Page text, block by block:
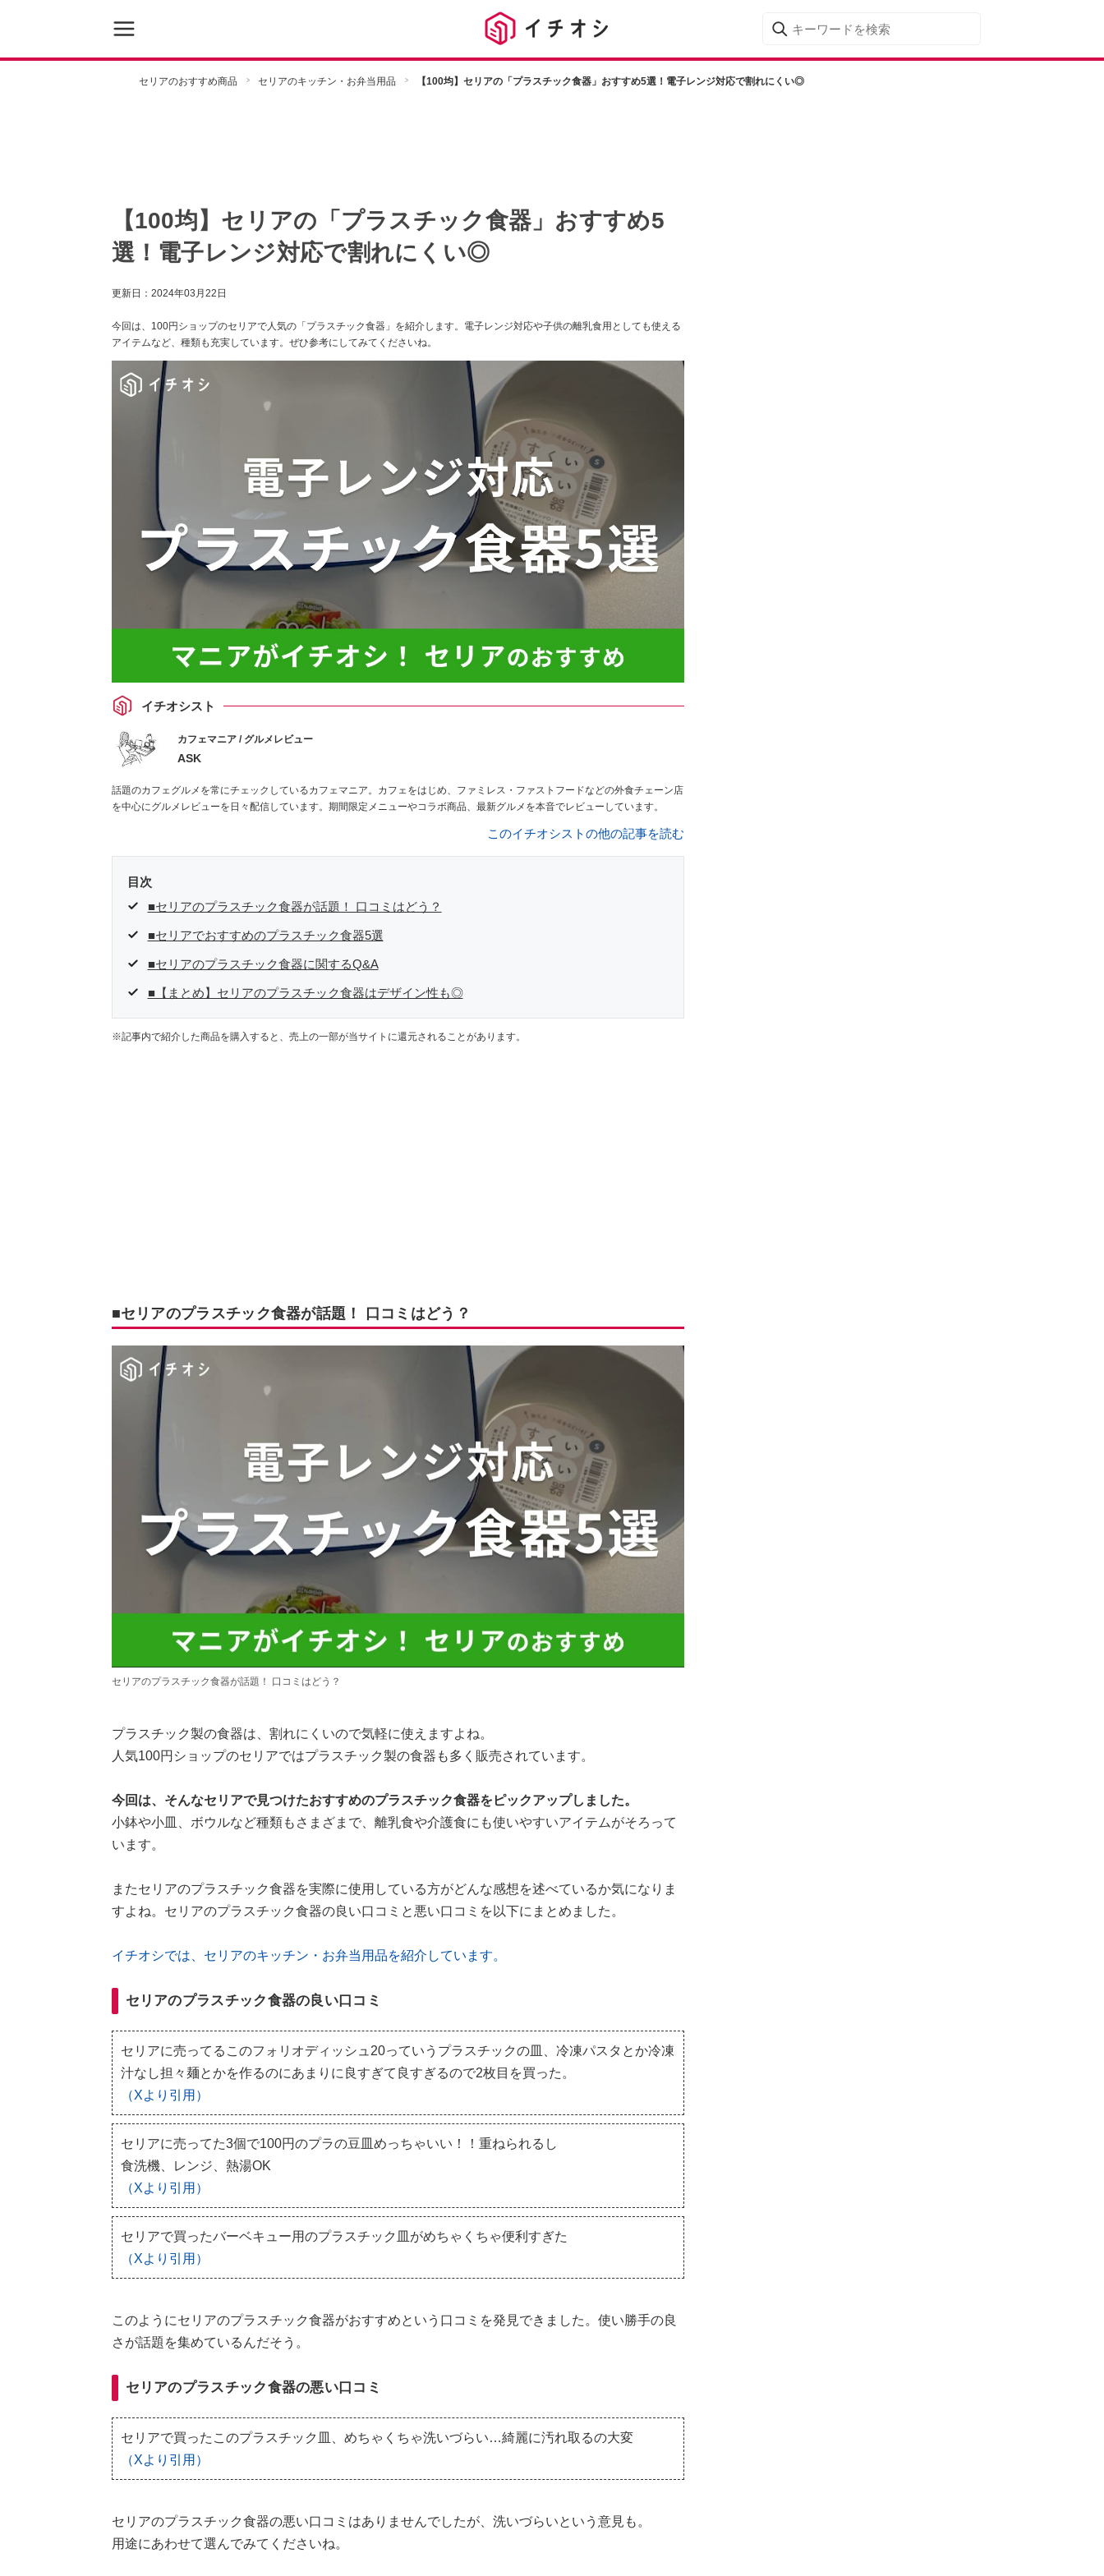
セリアのおすすめ商品 セリアのキッチン・お弁当用品 【100均】セリアの「プラスチック食器」おすすめ5選！電子レンジ対応で割れにくい◎
【100均】セリアの「プラスチック食器」おすすめ5
選！電子レンジ対応で割れにくい◎
更新日： 2024年03月22日
今回は、100円ショップのセリアで人気の「プラスチック食器」を紹介します。電子レンジ対応や子供の離乳食用としても使える
アイテムなど、種類も充実しています。ぜひ参考にしてみてくださいね。
イチオシスト
カフェマニア / グルメレビュー
ASK
話題のカフェグルメを常にチェックしているカフェマニア。カフェをはじめ、ファミレス・ファストフードなどの外食チェーン店
を中心にグルメレビューを日々配信しています。期間限定メニューやコラボ商品、最新グルメを本音でレビューしています。
このイチオシストの他の記事を読む
目次
■セリアのプラスチック食器が話題！ 口コミはどう？
■セリアでおすすめのプラスチック食器5選
■セリアのプラスチック食器に関するQ&A
■【まとめ】セリアのプラスチック食器はデザイン性も◎
※記事内で紹介した商品を購入すると、売上の一部が当サイトに還元されることがあります。
■セリアのプラスチック食器が話題！ 口コミはどう？
セリアのプラスチック食器が話題！ 口コミはどう？
プラスチック製の食器は、割れにくいので気軽に使えますよね。
人気100円ショップのセリアではプラスチック製の食器も多く販売されています。
今回は、そんなセリアで見つけたおすすめのプラスチック食器をピックアップしました。
小鉢や小皿、ボウルなど種類もさまざまで、離乳食や介護食にも使いやすいアイテムがそろって
います。
またセリアのプラスチック食器を実際に使用している方がどんな感想を述べているか気になりま
すよね。セリアのプラスチック食器の良い口コミと悪い口コミを以下にまとめました。
イチオシでは、セリアのキッチン・お弁当用品を紹介しています。
セリアのプラスチック食器の良い口コミ
セリアに売ってるこのフォリオディッシュ20っていうプラスチックの皿、冷凍パスタとか冷凍
汁なし担々麺とかを作るのにあまりに良すぎて良すぎるので2枚目を買った。
（Xより引用）
セリアに売ってた3個で100円のプラの豆皿めっちゃいい！！重ねられるし
食洗機、レンジ、熱湯OK
（Xより引用）
セリアで買ったバーベキュー用のプラスチック皿がめちゃくちゃ便利すぎた
（Xより引用）
このようにセリアのプラスチック食器がおすすめという口コミを発見できました。使い勝手の良
さが話題を集めているんだそう。
セリアのプラスチック食器の悪い口コミ
セリアで買ったこのプラスチック皿、めちゃくちゃ洗いづらい…綺麗に汚れ取るの大変
（Xより引用）
セリアのプラスチック食器の悪い口コミはありませんでしたが、洗いづらいという意見も。
用途にあわせて選んでみてくださいね。